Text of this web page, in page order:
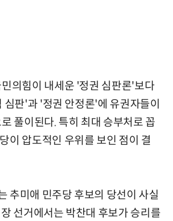
의힘이 내세운 '정권 심판론'보다
심판'과 '정권 안정론'에 유권자들이
풀이된다. 특히 최대 승부처로 꼽
이 압도적인 우위를 보인 점이 결
추미애 민주당 후보의 당선이 사실
선거에서는 박찬대 후보가 승리를